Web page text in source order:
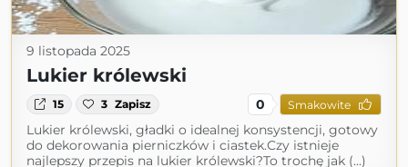
9 listopada 2025
Lukier królewski
15 3 Zapisz 0 Smakowite
Lukier królewski, gładki o idealnej konsystencji, gotowy
do dekorowania pierniczków i ciastek.Czy istnieje
najlepszy przepis na lukier królewski?To trochę jak (...)